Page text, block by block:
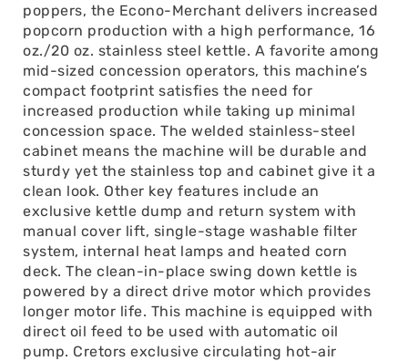
poppers, the Econo-Merchant delivers increased
popcorn production with a high performance, 16
oz./20 oz. stainless steel kettle. A favorite among
mid-sized concession operators, this machine’s
compact footprint satisfies the need for
increased production while taking up minimal
concession space. The welded stainless-steel
cabinet means the machine will be durable and
sturdy yet the stainless top and cabinet give it a
clean look. Other key features include an
exclusive kettle dump and return system with
manual cover lift, single-stage washable filter
system, internal heat lamps and heated corn
deck. The clean-in-place swing down kettle is
powered by a direct drive motor which provides
longer motor life. This machine is equipped with
direct oil feed to be used with automatic oil
pump. Cretors exclusive circulating hot-air